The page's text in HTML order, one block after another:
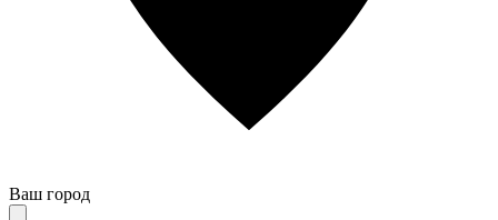
Ваш город